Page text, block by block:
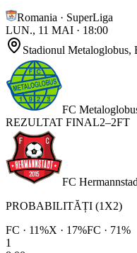
Romania · SuperLiga
LUN., 11 MAI · 18:00
Stadionul Metaloglobus,
FC
REZULTAT FINAL2–2FT
FC
PROBABILITĂȚI (1X2)
FC · 11%X · 17%FC · 71%
1